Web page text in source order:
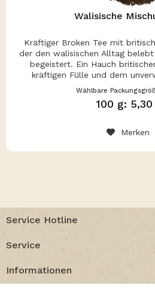
Walisische
Kräftiger Broken Tee mit
der den walisischen Alltag
begeistert. Ein Hauch
kräftigen Fülle und dem
Aroma bringt
Wählbare
100 g:
Merken
Service Hotline
Service
Informationen